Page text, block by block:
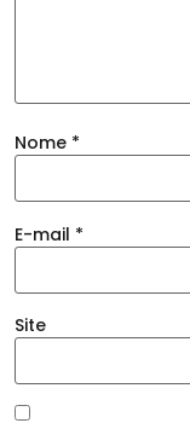
Nome *
E-mail *
Site